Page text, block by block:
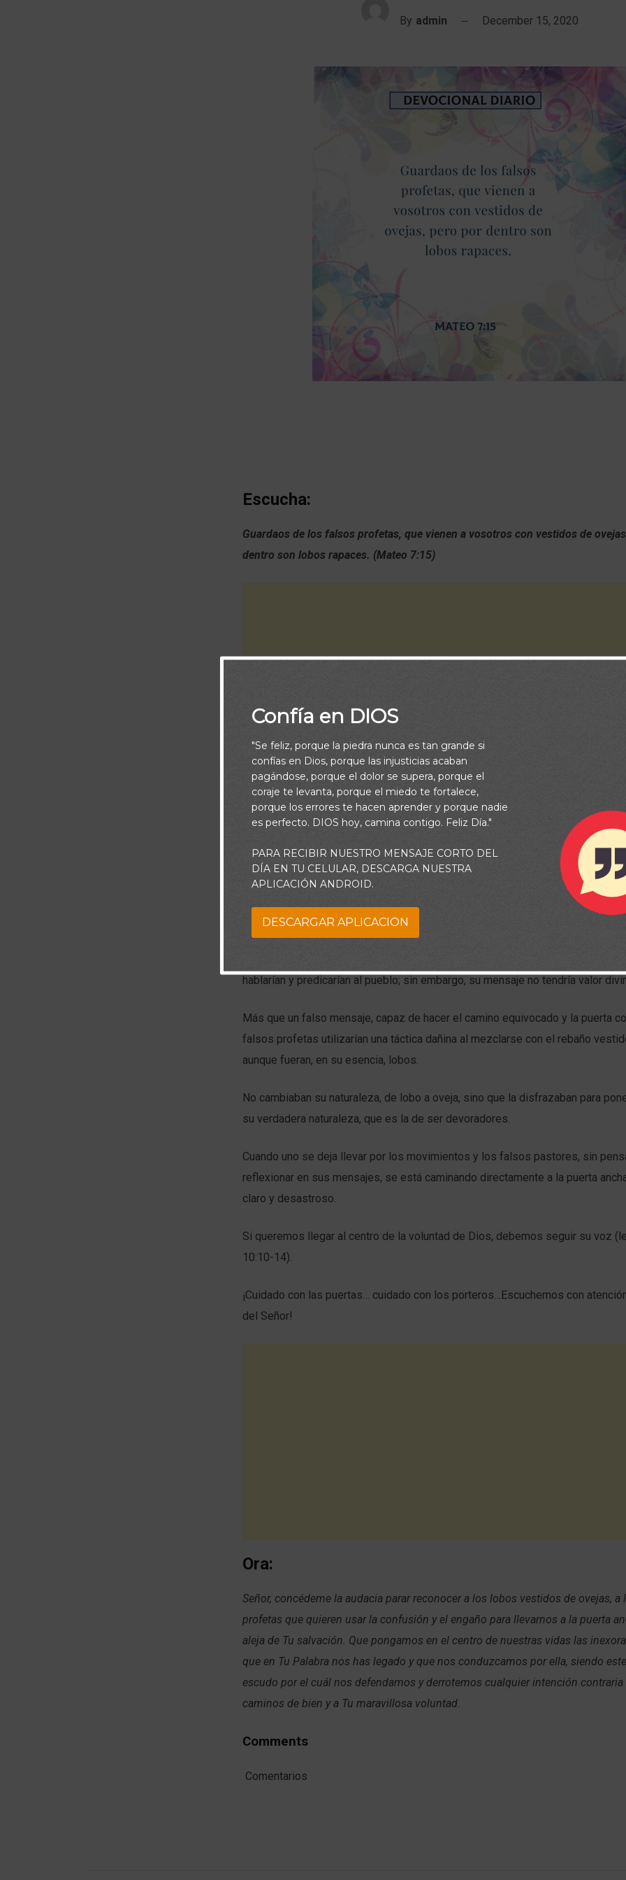
By admin December 15, 2020
Escucha:
Guardaos de los falsos profetas, que vienen a vosotros con vestidos de
dentro son lobos rapaces. (Mateo 7:15)
Piensa:
En su mensaje sobre las opciones que debemos tomar en nuestra vida
da una advertencia significativa, impresionante y oportuna; como si las
opciones y puertas que tenemos ante nosotros no fueran suficientes, nos
Jesús afirma que aparecerían hombres con objetivos bien definidos que
hablarían y predicarían al pueblo; sin embargo, su mensaje no tendría valor
Más que un falso mensaje, capaz de hacer el camino equivocado y la puerta
falsos profetas utilizarían una táctica dañina al mezclarse con el rebaño
aunque fueran, en su esencia, lobos.
No cambiaban su naturaleza, de lobo a oveja, sino que la disfrazaban para
su verdadera naturaleza, que es la de ser devoradores.
Cuando uno se deja llevar por los movimientos y los falsos pastores, sin
reflexionar en sus mensajes, se está caminando directamente a la puerta
claro y desastroso.
Si queremos llegar al centro de la voluntad de Dios, debemos seguir su voz
10:10-14).
¡Cuidado con las puertas… cuidado con los porteros…Escuchemos con
del Señor!
Ora:
Señor, concédeme la audacia parar reconocer a los lobos vestidos de ovejas, a
profetas que quieren usar la confusión y el engaño para llevarnos a la puerta
aleja de Tu salvación. Que pongamos en el centro de nuestras vidas las
que en Tu Palabra nos has legado y que nos conduzcamos por ella, siendo
escudo por el cuál nos defendamos y derrotemos cualquier intención contraria
caminos de bien y a Tu maravillosa voluntad.
Comments
Comentarios
Confía en DIOS
"Se feliz, porque la piedra nunca es tan grande si
confías en Dios, porque las injusticias acaban
pagándose, porque el dolor se supera, porque el
coraje te levanta, porque el miedo te fortalece,
porque los errores te hacen aprender y porque nadie
es perfecto. DIOS hoy, camina contigo. Feliz Día."
PARA RECIBIR NUESTRO MENSAJE CORTO DEL
DÍA EN TU CELULAR, DESCARGA NUESTRA
APLICACIÓN ANDROID.
DESCARGAR APLICACION